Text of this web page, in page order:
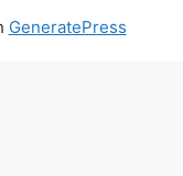
GeneratePress